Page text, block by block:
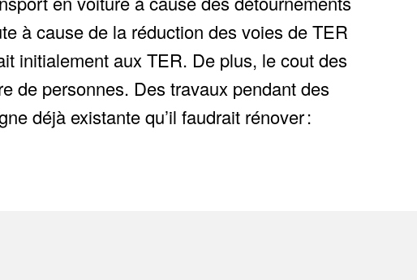
à cause de la réduction des voies de TER
initialement aux TER. De plus, le cout des
de personnes. Des travaux pendant des
déjà existante qu’il faudrait rénover :